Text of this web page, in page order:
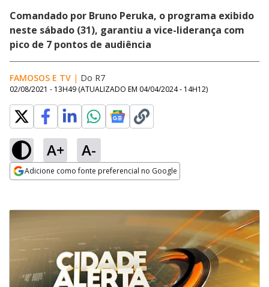
Comandado por Bruno Peruka, o programa exibido
neste sábado (31), garantiu a vice-liderança com
pico de 7 pontos de audiência
FAMOSOS E TV | Do R7
02/08/2021 - 13H49 (ATUALIZADO EM 04/04/2024 - 14H12)
A+ A-
Adicione como fonte preferencial no Google